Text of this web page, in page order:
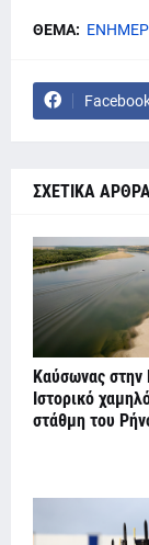
ΘΕΜΑ:
ΣΧΕΤΙΚΑ ΑΡΘΡΑ
Καύσωνας
Ιστορικό
στάθμη του